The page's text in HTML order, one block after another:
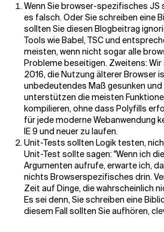
Wenn Sie browser-spezifisches JS
es falsch. Oder Sie schreiben eine
sollten Sie diesen Blogbeitrag
Tools wie Babel, TSC und
meisten, wenn nicht sogar alle
Probleme beseitigen. Zweitens:
2016, die Nutzung älterer Browser
unbedeutendes Maß gesunken
unterstützen die meisten
kompilieren, ohne dass Polyfills
für jede moderne Webanwendung
IE 9 und neuer zu laufen.
Unit-Tests sollten Logik testen,
Unit-Test sollte sagen: "Wenn ich
Argumenten aufrufe, erwarte ich,
nichts Browserspezifisches drin.
Zeit auf Dinge, die wahrscheinlich
Es sei denn, Sie schreiben eine
diesem Fall sollten Sie aufhören,